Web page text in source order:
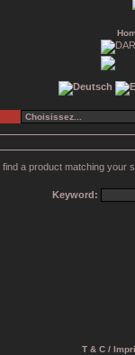
find a product matching your
Keyword:
T & C /